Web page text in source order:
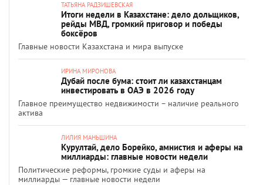
ТАТЬЯНА РАДЗИШЕВСКАЯ
Итоги недели в Казахстане: дело дольщиков,
рейды МВД, громкий приговор и победы
боксёров
Главные новости Казахстана и мира выпуске
ИРИНА МИРОНОВА
Дубай после бума: стоит ли казахстанцам
инвестировать в ОАЭ в 2026 году
Главное преимущество недвижимости – наличие реального
актива
ЛИЛИЯ МАНЬШИНА
Курултай, дело Борейко, амнистия и аферы на
миллиарды: главные новости недели
Политические реформы, громкие суды и аферы на
миллиарды — главные новости недели